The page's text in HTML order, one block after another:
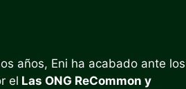
años, Eni ha acabado ante los
el Las ONG ReCommon y